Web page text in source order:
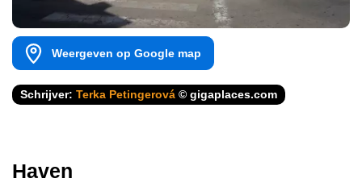
Weergeven op Google map
Schrijver: Terka Petingerová © gigaplaces.com
Haven